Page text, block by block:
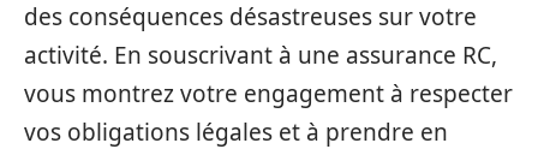
des conséquences désastreuses sur votre
activité. En souscrivant à une assurance RC,
vous montrez votre engagement à respecter
vos obligations légales et à prendre en